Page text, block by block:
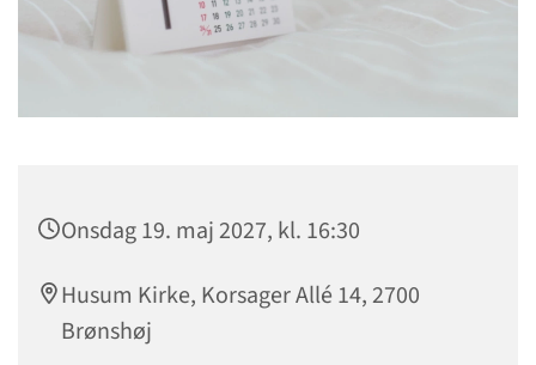
Onsdag 19. maj 2027, kl. 16:30
Husum Kirke, Korsager Allé 14, 2700
Brønshøj